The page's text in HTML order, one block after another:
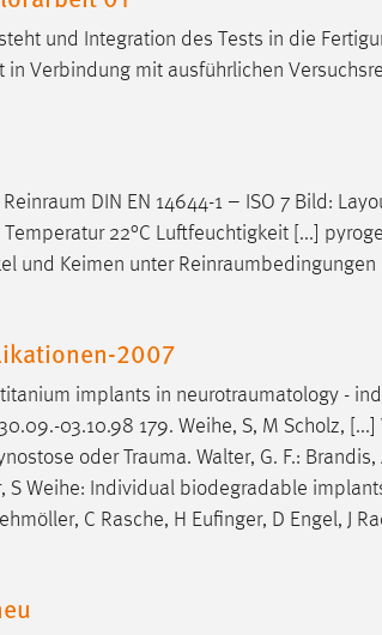
und Integration des Tests in die
Verbindung mit ausführlichen
Reinraum DIN EN 14644-1 – ISO 7 Bild:
22°C Luftfeuchtigkeit [...]
und Keimen unter Reinraumbedingungen
2007
titanium implants in neurotraumatology -
03.10.98 179. Weihe, S, M Scholz,
oderTrauma. Walter, G. F.:
S Weihe: Individual biodegradable
C Rasche, H Eufinger, D Engel, J